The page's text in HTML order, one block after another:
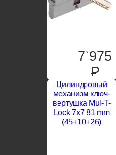
7`975
P
Цилиндровый
механизм ключ-
вертушка Mul-T-
Lock 7x7 81 mm
(45+10+26)